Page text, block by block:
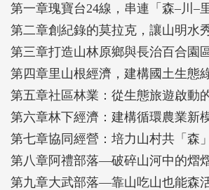
第一章瑰寶台24線，串連「森–川–
第二章創紀錄的莫拉克，讓山明水
第三章打造山林原鄉與長治百合園
第四章里山根經濟，建構國土生態
第五章社區林業：從生態旅遊啟動
第六章林下經濟：建構循環農業新
第七章協同經營：培力山村共「森
第八章阿禮部落—破碎山河中的熠
第九章大武部落—靠山吃山也能森